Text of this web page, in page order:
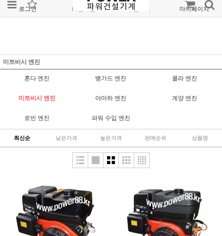
로그인 회원가입 주문조회 마이페이지
미쯔비시 엔진
혼다 엔진 뱅가드 엔진 콜라 엔진
미쯔비시 엔진 야마하 엔진 계양 엔진
로빈 엔진 파워 수입 엔진
최신순 낮은가격 높은가격 판매순위 상품명